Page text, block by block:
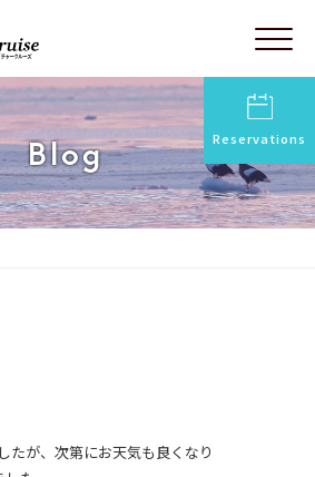
Reservations
Blog
たが、次第にお天気も良くなり